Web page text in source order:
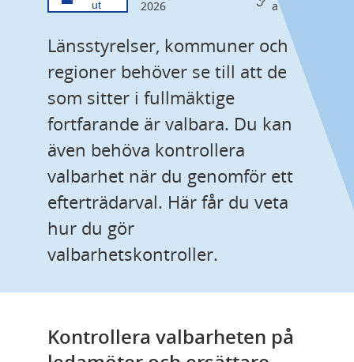
ut
2026
a
Länsstyrelser, kommuner och
regioner behöver se till att de
som sitter i fullmäktige
fortfarande är valbara. Du kan
även behöva kontrollera
valbarhet när du genomför ett
efterträdarval. Här får du veta
hur du gör
valbarhetskontroller.
Kontrollera valbarheten på